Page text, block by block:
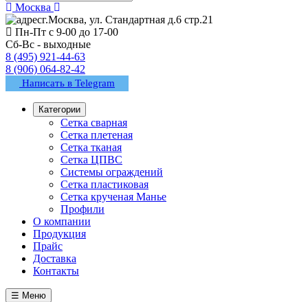
Москва
г.Москва, ул. Стандартная д.6 стр.21
Пн-Пт с 9-00 до 17-00
Сб-Вс - выходные
8 (495) 921-44-63
8 (906) 064-82-42
Написать в Telegram
Категории
Сетка сварная
Сетка плетеная
Сетка тканая
Сетка ЦПВС
Системы ограждений
Сетка пластиковая
Сетка крученая Манье
Профили
О компании
Продукция
Прайс
Доставка
Контакты
☰ Меню